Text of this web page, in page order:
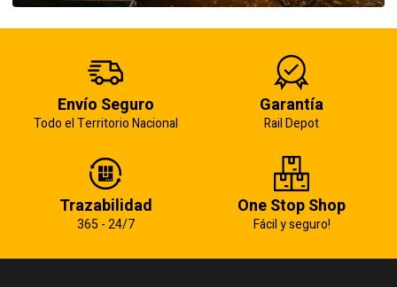
Envío Seguro
Todo el Territorio Nacional
Garantía
Rail Depot
Trazabilidad
365 - 24/7
One Stop Shop
Fácil y seguro!